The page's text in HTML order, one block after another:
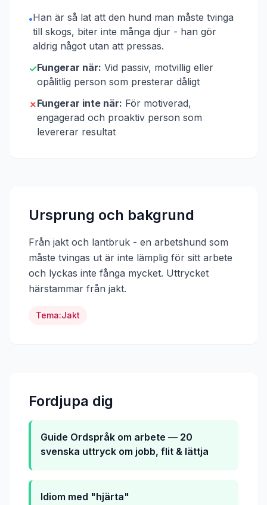
•Han är så lat att den hund man måste tvinga
till skogs, biter inte många djur - han gör
aldrig något utan att pressas.
✓Fungerar när: Vid passiv, motvillig eller
opålitlig person som presterar dåligt
✗Fungerar inte när: För motiverad,
engagerad och proaktiv person som
levererar resultat
Ursprung och bakgrund
Från jakt och lantbruk - en arbetshund som
måste tvingas ut är inte lämplig för sitt arbete
och lyckas inte fånga mycket. Uttrycket
härstammar från jakt.
Tema:Jakt
Fordjupa dig
Guide Ordspråk om arbete — 20
svenska uttryck om jobb, flit & lättja
Idiom med "hjärta"